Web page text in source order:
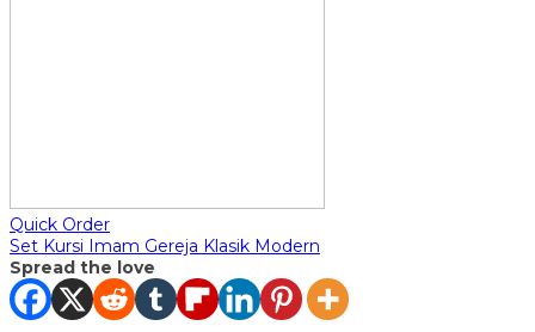
Quick Order
Set Kursi Imam Gereja Klasik Modern
Spread the love